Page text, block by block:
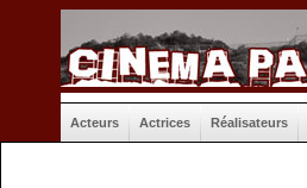
Acteurs Actrices Réalisateurs